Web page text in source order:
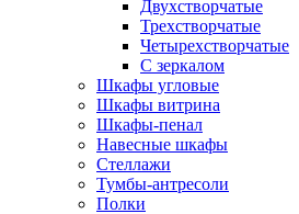
Двухстворчатые
Трехстворчатые
Четырехстворчатые
С зеркалом
Шкафы угловые
Шкафы витрина
Шкафы-пенал
Навесные шкафы
Стеллажи
Тумбы-антресоли
Полки